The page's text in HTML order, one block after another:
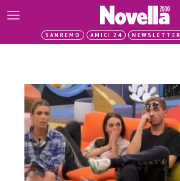
SANREMO AMICI 24 NEWSLETTER